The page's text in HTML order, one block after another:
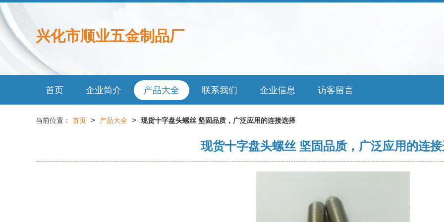
兴化市顺业五金制品厂
首页 企业简介 产品大全 联系我们 企业信息 访客留言
当前位置： 首页 > 产品大全 > 现货十字盘头螺丝 坚固品质，广泛应用的连接选择
现货十字盘头螺丝 坚固品质，广泛应用的连